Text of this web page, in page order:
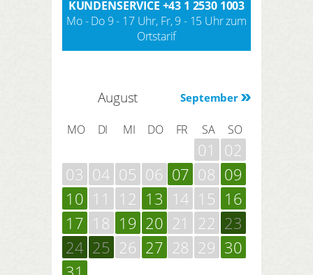
KUNDENSERVICE +43 1 2530 1003
Mo - Do 9 - 17 Uhr, Fr, 9 - 15 Uhr zum
Ortstarif
September
August
MO DI MI DO FR SA SO
01
02
03 04 05 06 07 08 09
10 11 12 13 14 15 16
17 18 19 20 21 22 23
24 25 26 27 28 29 30